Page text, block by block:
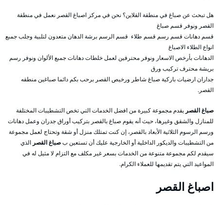
هل تبحث عن صباغ في منطقة القلاين؟ نحن في مركز اصباغ القصر نعمل في منطقة
القصر ونوفر قسم صباغ
قسم دهانات قسم رسم قسم طلاء قسم الرسم برشة الدهان متعدون لتلبية وجلب جمبع
انواع الطلاء الاصباغ
الدهانات بأرخص الاسعار ونوفر محترفين لعمل خلطات دهانات جمبع الألوان ونوفر رسم
بريشة محترف تركيب ورق
جداران ارضيات باركية صباغ شاطر ورخيص القصر برحب بكم دائما صباغين منطقه
القصر.
صباغ القصر يقدم مجموعة كبيرة من افضل الخدمات التي تخص التشطيبات المختلفة
للمنازل والشقق وغيرها، حيث أنه يقوم صباغ بالقصر بتركيب أوراق جدران وعمل دهانات
ورسم الرسوم الثلاثية الأبعاد بالقصر، إن كنت تمتلك منزل أو شقة وتحتاج لعمل مجموعة
من التشطيبات والديكور الداخلية أو الخارجية عليك أن تستعين بصباغ القصر الذي
سيقدم لكم مجموعة متنوعة من الخدمات بسعر غير مكلف مع التزام لا مثيل له في
المواعيد التي يتم تقديمها للعملاء الكرام.
اصباغ القصر